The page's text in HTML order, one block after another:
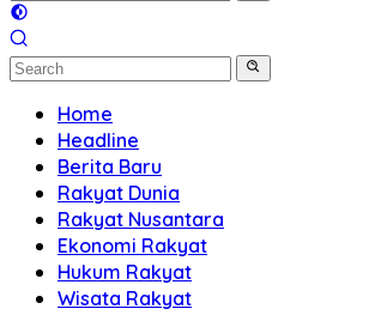
Home
Headline
Berita Baru
Rakyat Dunia
Rakyat Nusantara
Ekonomi Rakyat
Hukum Rakyat
Wisata Rakyat